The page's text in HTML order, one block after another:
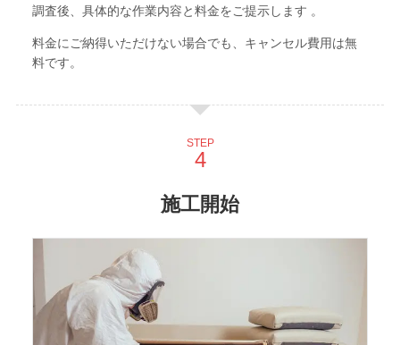
調査後、具体的な作業内容と料金をご提示します 。
料金にご納得いただけない場合でも、キャンセル費用は無
料です。
STEP
施工開始